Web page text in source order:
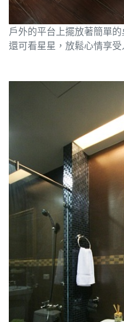
戶外的平台上擺放著簡單
還可看星星，放鬆心情享受